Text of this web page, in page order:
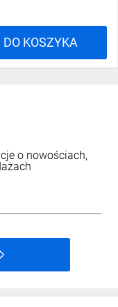
DO KOSZYKA
o nowościach,